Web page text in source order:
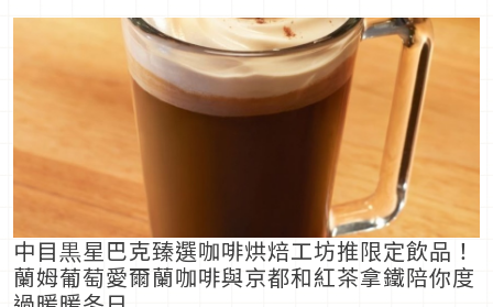
中目黒星巴克臻選咖啡烘焙工坊推限定飲品！
蘭姆葡萄愛爾蘭咖啡與京都和紅茶拿鐵陪你度